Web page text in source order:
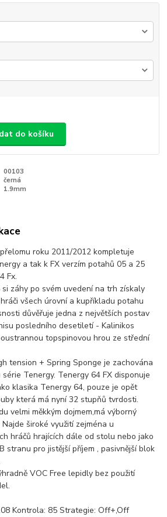
do košíku
00103
černá
1.9mm
roku 2011/2012 kompletuje
a tak k FX verzím potahů 05 a 25
Fx.
záhy po svém uvedení na trh získaly
všech úrovní a kupříkladu potahu
důvěřuje jedna z největších postav
posledního desetiletí - Kalinikos
topspinovou hrou ze střední
tension + Spring Sponge je zachována
Tenergy. Tenergy 64 FX disponuje
klasika Tenergy 64, pouze je opět
která má nyní 32 stupňů tvrdosti.
velmi měkkým dojmem,má výborný
široké využití zejména u
hráčů hrajících dále od stolu nebo jako
stranu pro jistější příjem , pasivnější blok
VOC Free lepidly bez použití
Kontrola: 85 Strategie: Off+,Off